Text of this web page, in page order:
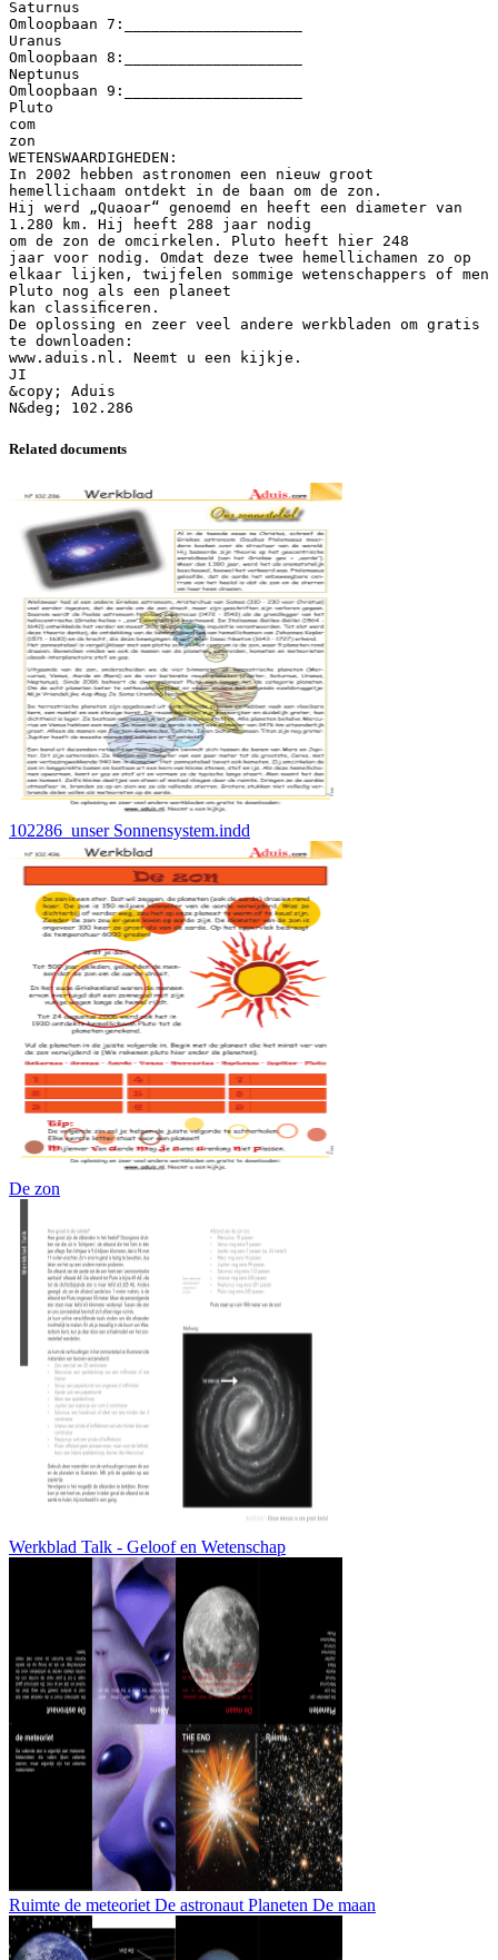
Saturnus
Omloopbaan 7:____________________
Uranus
Omloopbaan 8:____________________
Neptunus
Omloopbaan 9:____________________
Pluto
com
zon
WETENSWAARDIGHEDEN:
In 2002 hebben astronomen een nieuw groot
hemellichaam ontdekt in de baan om de zon.
Hij werd „Quaoar“ genoemd en heeft een diameter van
1.280 km. Hij heeft 288 jaar nodig
om de zon de omcirkelen. Pluto heeft hier 248
jaar voor nodig. Omdat deze twee hemellichamen zo op
elkaar lijken, twijfelen sommige wetenschappers of men
Pluto nog als een planeet
kan classiﬁceren.
De oplossing en zeer veel andere werkbladen om gratis
te downloaden:
www.aduis.nl. Neemt u een kijkje.
JI
&copy; Aduis
Related documents
102286_unser Sonnensystem.indd
De zon
Werkblad Talk - Geloof en Wetenschap
Ruimte de meteoriet De astronaut Planeten De maan